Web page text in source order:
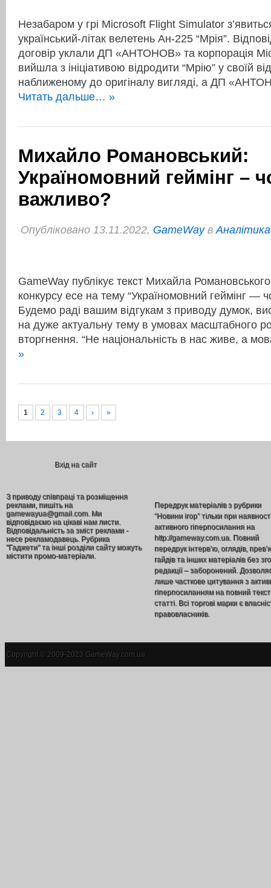
Незабаром у грі Microsoft Flight Simulator
український-літак велетень Ан-225 “Мрія”.
договір уклали ДП «АНТОНОВ» та корпорація
вийшла з ініціативою відродити “Мрію” у своїй
наближеному до оригіналу вигляді, а ДП
Читать дальше… »
Михайло Романовський:
Україномовний геймінг –
важливо?
Опубліковано 13.11.2022, GameWayвАналітика
GameWay публікує текст Михайла
конкурсу есе на тему “Україномовний геймінг —
Будемо раді вашим відгукам з приводу думок,
на дуже актуальну тему в умовах масштабного
вторгнення. “Не національність в нас живе, а
»
1 2 3 4 › »
Вхід на сайт
З приводу співпраці та розміщення
реклами, пишіть на
gamewayua@gmail.com. Ми
відповідаємо на цікаві нам листи.
Відповідальність за зміст реклами -
несе рекламодавець. Рубрика
"Гаджети" та інші розділи сайту можуть
містити промо-матеріали.
Передрук матеріалів з рубрики
“Новини ігор” тільки при
активного гіперпосилання на
http://gameway.com.ua. Повний
передрук інтерв’ю, оглядів,
гайдів та інших матеріалів без
редакції – заборонений.
лише часткове цитування з
гіперпосиланням на повний текст
статті. Всі торгові марки є
правовласників.
Copyright © 2009-2023 GameWay.com.ua